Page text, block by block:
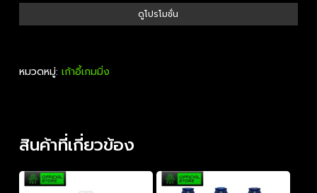
ดูโปรโมชั่น
หมวดหมู่: เก้าอี้เกมมิ่ง
สินค้าที่เกี่ยวข้อง